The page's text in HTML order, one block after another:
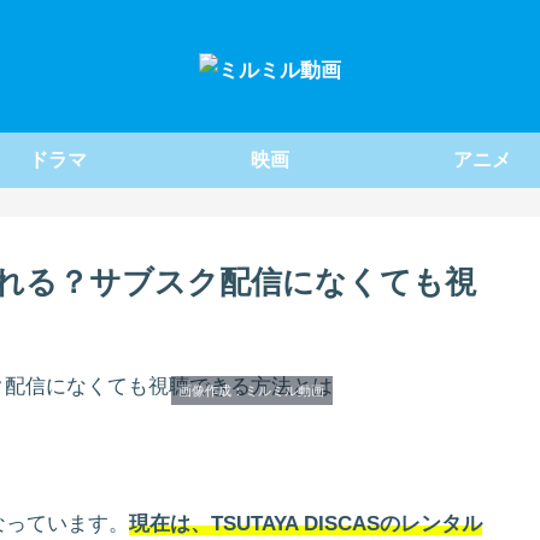
ドラマ 映画 アニメ
る？サブスク配信になくても視
画像作成：ミルミル動画
ています。 現在は、TSUTAYA DISCASのレンタル